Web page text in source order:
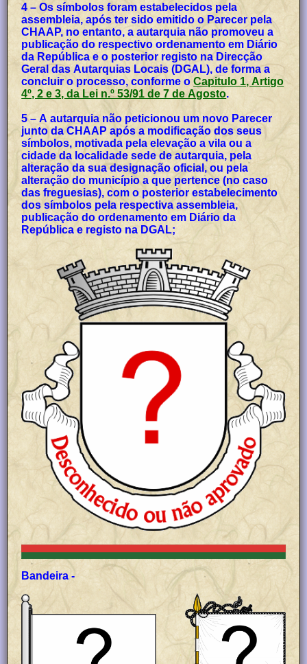
4 – Os símbolos foram estabelecidos pela
assembleia, após ter sido emitido o Parecer pela
CHAAP, no entanto, a autarquia não promoveu a
publicação do respectivo ordenamento em Diário
da República e o posterior registo na Direcção
Geral das Autarquias Locais (DGAL), de forma a
concluir o processo, conforme oCapitulo 1, Artigo
4º, 2 e 3, da Lei n.º 53/91 de 7 de Agosto.
5 – A autarquia não peticionou um novo Parecer
junto da CHAAP após a modificação dos seus
símbolos, motivada pela elevação a vila ou a
cidade da localidade sede de autarquia, pela
alteração da sua designação oficial, ou pela
alteração do município a que pertence (no caso
das freguesias), com o posterior estabelecimento
dos símbolos pela respectiva assembleia,
publicação do ordenamento em Diário da
República e registo na DGAL;
Bandeira -